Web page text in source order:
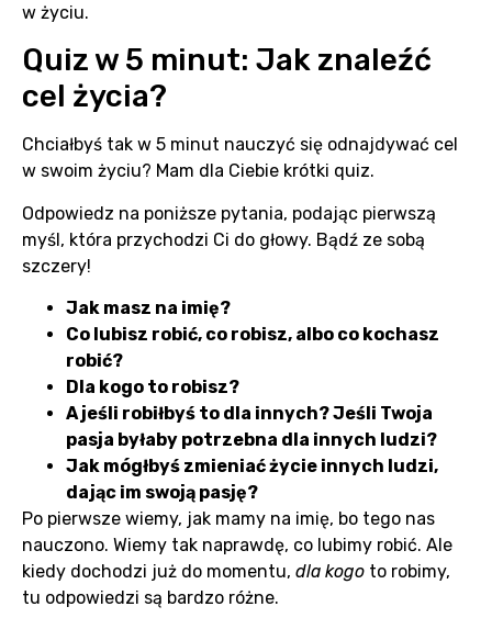
w życiu.
Quiz w 5 minut: Jak znaleźć
cel życia?
Chciałbyś tak w 5 minut nauczyć się odnajdywać cel
w swoim życiu? Mam dla Ciebie krótki quiz.
Odpowiedz na poniższe pytania, podając pierwszą
myśl, która przychodzi Ci do głowy. Bądź ze sobą
szczery!
Jak masz na imię?
Co lubisz robić, co robisz, albo co kochasz
robić?
Dla kogo to robisz?
A jeśli robiłbyś to dla innych? Jeśli Twoja
pasja byłaby potrzebna dla innych ludzi?
Jak mógłbyś zmieniać życie innych ludzi,
dając im swoją pasję?
Po pierwsze wiemy, jak mamy na imię, bo tego nas
nauczono. Wiemy tak naprawdę, co lubimy robić. Ale
kiedy dochodzi już do momentu, dla kogo to robimy,
tu odpowiedzi są bardzo różne.